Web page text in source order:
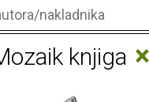
knjiga ×